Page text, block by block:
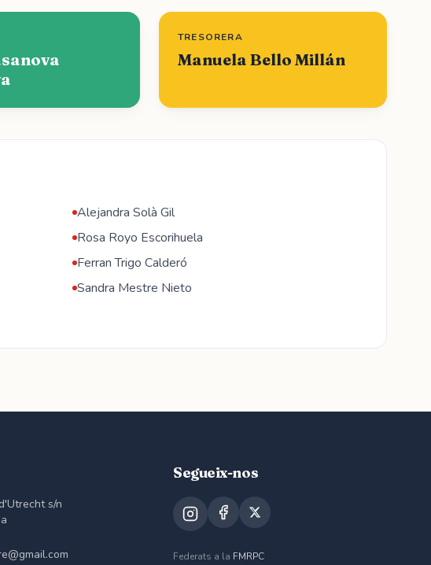
TRESORERA
Manuela Bello Millán
Alejandra Solà Gil
Rosa Royo Escorihuela
Ferran Trigo Calderó
Sandra Mestre Nieto
s/n
Segueix-nos
Federats a la FMRPC